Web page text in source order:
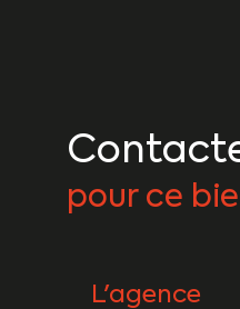
pour ce
L'agence